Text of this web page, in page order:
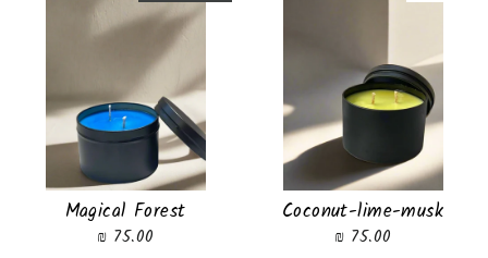
Coconut-lime-musk
75.00 ₪
Magical Forest
75.00 ₪